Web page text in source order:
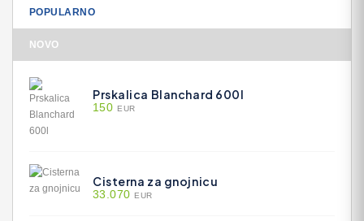
POPULARNO
NOVO
Prskalica Blanchard 600l
150 EUR
Cisterna za gnojnicu
33.070 EUR